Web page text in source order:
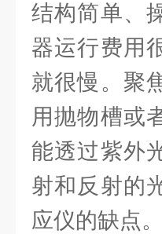
结构简单、
器运行费用
就很慢。聚
用抛物槽或
能透过紫外
射和反射的
应仪的缺点。